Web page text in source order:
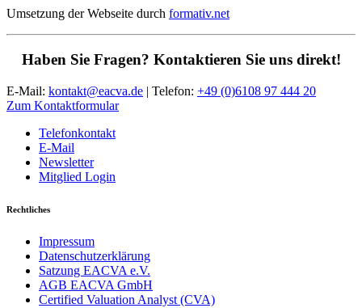
Umsetzung der Webseite durch formativ.net
Haben Sie Fragen? Kontaktieren Sie uns direkt!
E-Mail: kontakt@eacva.de | Telefon: +49 (0)6108 97 444 20
Zum Kontaktformular
Telefonkontakt
E-Mail
Newsletter
Mitglied Login
Rechtliches
Impressum
Datenschutzerklärung
Satzung EACVA e.V.
AGB EACVA GmbH
Certified Valuation Analyst (CVA)